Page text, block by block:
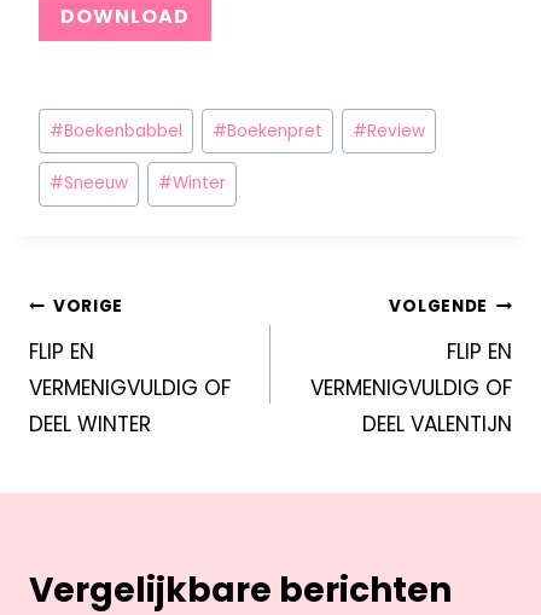
DOWNLOAD
#Boekenbabbel #Boekenpret #Review
#Sneeuw #Winter
VORIGE
FLIP EN
VERMENIGVULDIG OF
DEEL WINTER
VOLGENDE
FLIP EN
VERMENIGVULDIG OF
DEEL VALENTIJN
Vergelijkbare berichten